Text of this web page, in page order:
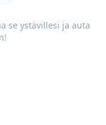
se ystävillesi ja auta